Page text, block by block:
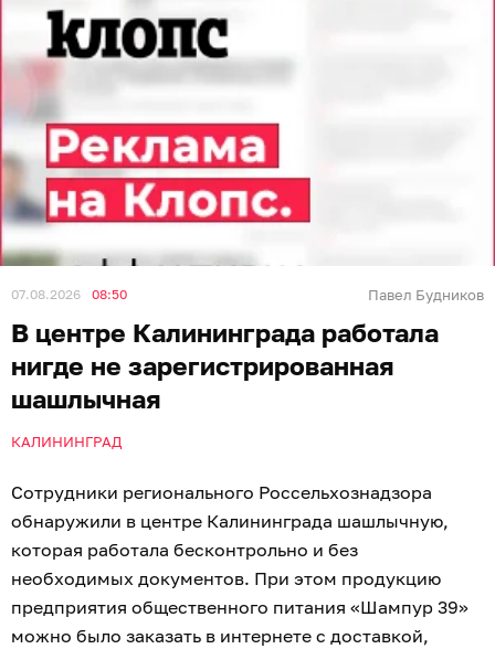
07.08.2026 08:50 Павел Будников
В центре Калининграда работала
нигде не зарегистрированная
шашлычная
КАЛИНИНГРАД
Сотрудники регионального Россельхознадзора
обнаружили в центре Калининграда шашлычную,
которая работала бесконтрольно и без
необходимых документов. При этом продукцию
предприятия общественного питания «Шампур 39»
можно было заказать в интернете с доставкой,